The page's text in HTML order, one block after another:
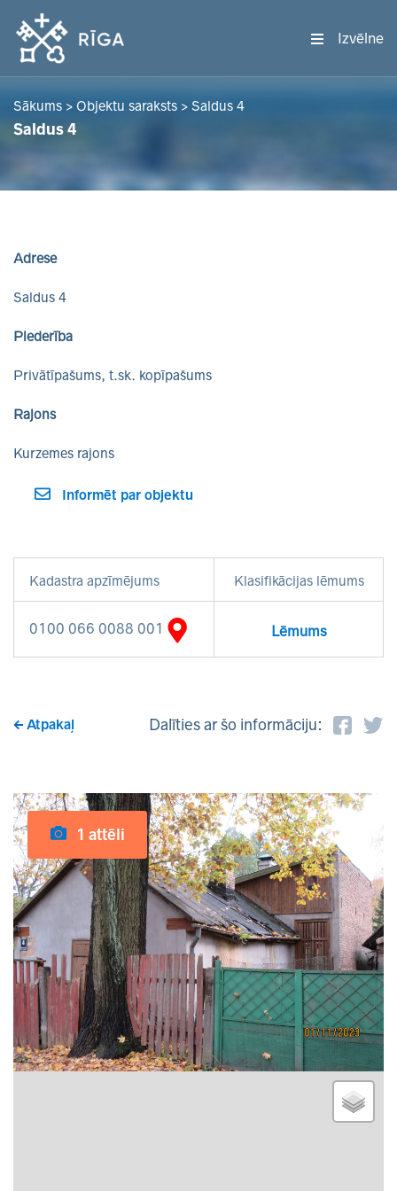
Izvēlne
Sākums > Objektu saraksts > Saldus 4
Saldus 4
Adrese
Saldus 4
Piederība
Privātīpašums, t.sk. kopīpašums
Rajons
Kurzemes rajons
Informēt par objektu
Kadastra apzīmējums Klasifikācijas lēmums
0100 066 0088 001 Lēmums
Atpakaļ Dalīties ar šo informāciju:
1 attēli